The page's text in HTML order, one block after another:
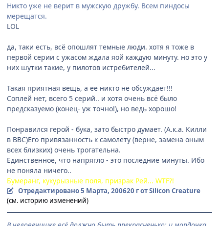
Никто уже не верит в мужскую дружбу. Всем пиндосы
мерещатся.
LOL
да, таки есть, всё опошлят темные люди. хотя я тоже в
первой серии с ужасом ждала яой каждую минуту. но это у
них шутки такие, у пилотов истребителей...
Такая приятная вещь, а ее никто не обсуждает!!!
Соплей нет, всего 5 серий.. и хотя очень всё было
предсказуемо (конец- уж точно!), но ведь хорошо!
Понравился герой - бука, зато быстро думает. (А.к.а. Килли
в ВВС)Его привязанность к самолету (верне, замена оным
всех близких) очень трогательна.
Единственное, что напрягло - это последние минуты. Ибо
не поняла ничего..
Бумеранг, кукурызные поля, призрак Рей... WTF?!
Отредактировано5 Марта, 200620 гот Silicon Creature
(см. историю изменений)